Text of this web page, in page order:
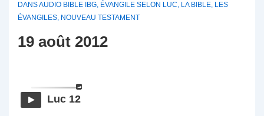
DANSAUDIO BIBLE IBG, ÉVANGILE SELON LUC, LA BIBLE, LES
ÉVANGILES, NOUVEAU TESTAMENT
19 août 2012
Luc 12